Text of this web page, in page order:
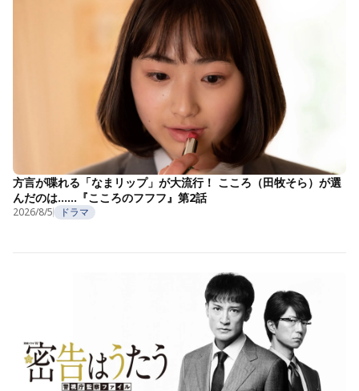
方言が喋れる「なまリップ」が大流行！ こころ（田牧そら）が選
んだのは……『こころのフフフ』第2話
2026/8/5 ドラマ